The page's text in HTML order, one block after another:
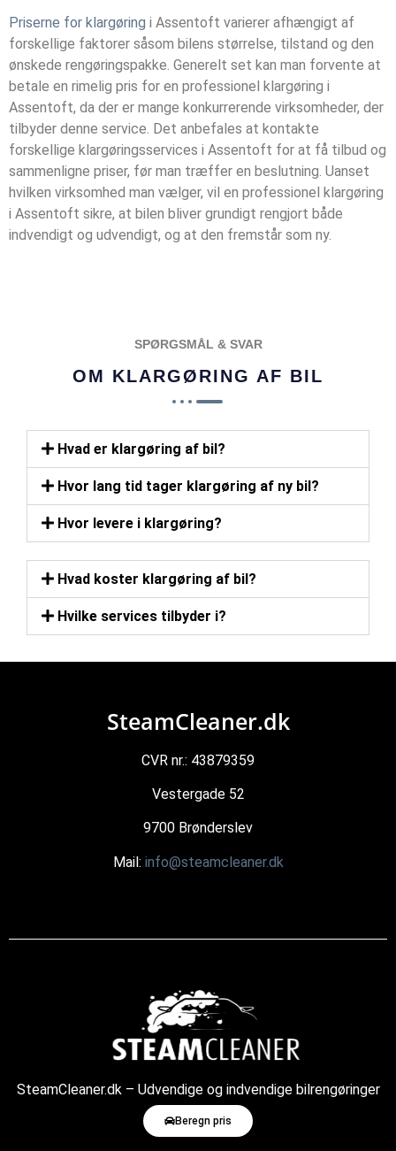
Priserne for klargøring i Assentoft varierer afhængigt af
forskellige faktorer såsom bilens størrelse, tilstand og den
ønskede rengøringspakke. Generelt set kan man forvente at
betale en rimelig pris for en professionel klargøring i
Assentoft, da der er mange konkurrerende virksomheder, der
tilbyder denne service. Det anbefales at kontakte
forskellige klargøringsservices i Assentoft for at få tilbud og
sammenligne priser, før man træffer en beslutning. Uanset
hvilken virksomhed man vælger, vil en professionel klargøring
i Assentoft sikre, at bilen bliver grundigt rengjort både
indvendigt og udvendigt, og at den fremstår som ny.
SPØRGSMÅL & SVAR
OM KLARGØRING AF BIL
Hvad er klargøring af bil?
Hvor lang tid tager klargøring af ny bil?
Hvor levere i klargøring?
Hvad koster klargøring af bil?
Hvilke services tilbyder i?
SteamCleaner.dk
CVR nr.: 43879359
Vestergade 52
9700 Brønderslev
Mail: info@steamcleaner.dk
Beregn pris
SteamCleaner.dk – Udvendige og indvendige bilrengøringer
med damp